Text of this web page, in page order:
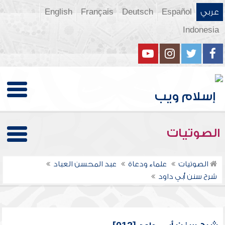
عربي Español
Deutsch
Français
English
Indonesia
الصوتيات
الصوتيات علماء ودعاة
عبد المحسن العباد
شرح سنن أبي داود